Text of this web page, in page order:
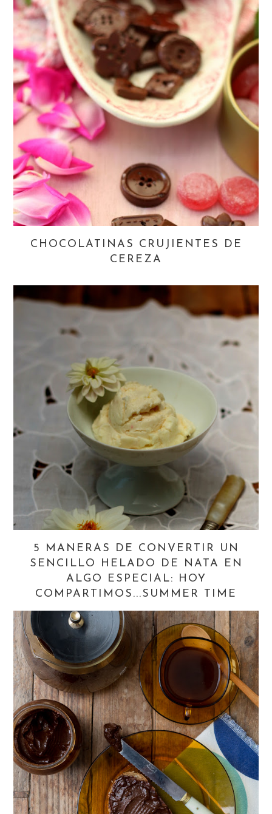
CHOCOLATINAS CRUJIENTES DE
CEREZA
5 MANERAS DE CONVERTIR UN
SENCILLO HELADO DE NATA EN
ALGO ESPECIAL: HOY
COMPARTIMOS...SUMMER TIME